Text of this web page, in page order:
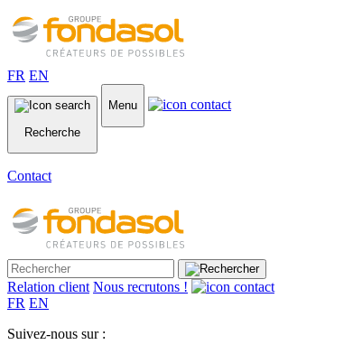
FR EN
Recherche
Menu
Contact
Relation client Nous recrutons !
FR EN
Suivez-nous sur :